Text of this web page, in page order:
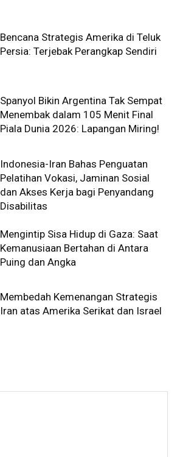
Bencana Strategis Amerika di Teluk
Persia: Terjebak Perangkap Sendiri
Spanyol Bikin Argentina Tak Sempat
Menembak dalam 105 Menit Final
Piala Dunia 2026: Lapangan Miring!
Indonesia-Iran Bahas Penguatan
Pelatihan Vokasi, Jaminan Sosial
dan Akses Kerja bagi Penyandang
Disabilitas
Mengintip Sisa Hidup di Gaza: Saat
Kemanusiaan Bertahan di Antara
Puing dan Angka
Membedah Kemenangan Strategis
Iran atas Amerika Serikat dan Israel